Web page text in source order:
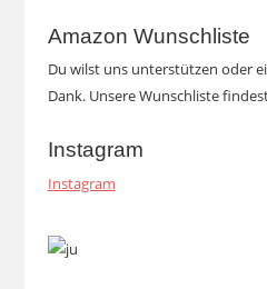
Amazon Wunschliste
Du wilst uns unterstützen oder
Dank. Unsere Wunschliste
Instagram
Instagram